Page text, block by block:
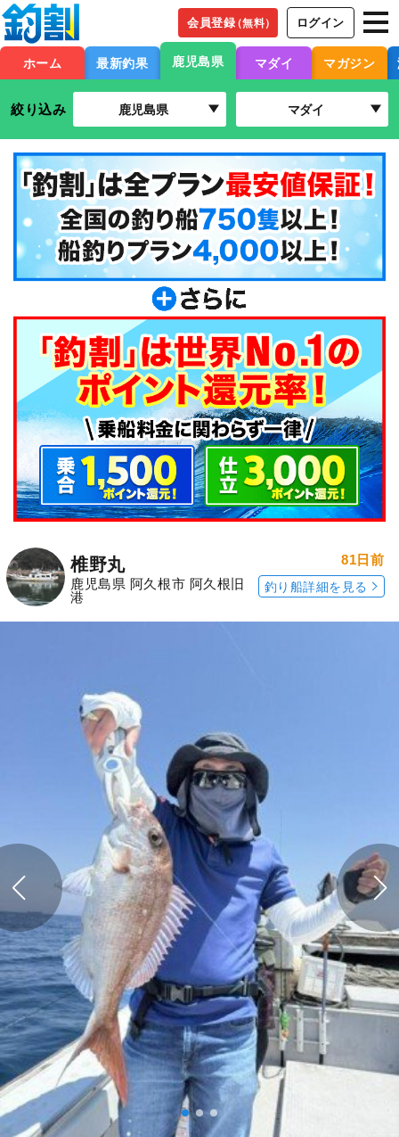
会員登録（無料） ログイン
ホーム 最新釣果 鹿児島県 マダイ マガジン
絞り込み 鹿児島県 マダイ
椎野丸
鹿児島県 阿久根市 阿久根旧
港
81日前
釣り船詳細を見る